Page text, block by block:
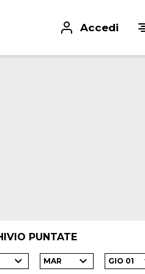
Accedi
PUNTATE
MAR GIO 01